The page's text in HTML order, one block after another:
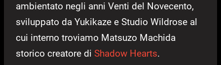
ambientato negli anni Venti del Novecento,
sviluppato da Yukikaze e Studio Wildrose al
cui interno troviamo Matsuzo Machida
storico creatore di Shadow Hearts.